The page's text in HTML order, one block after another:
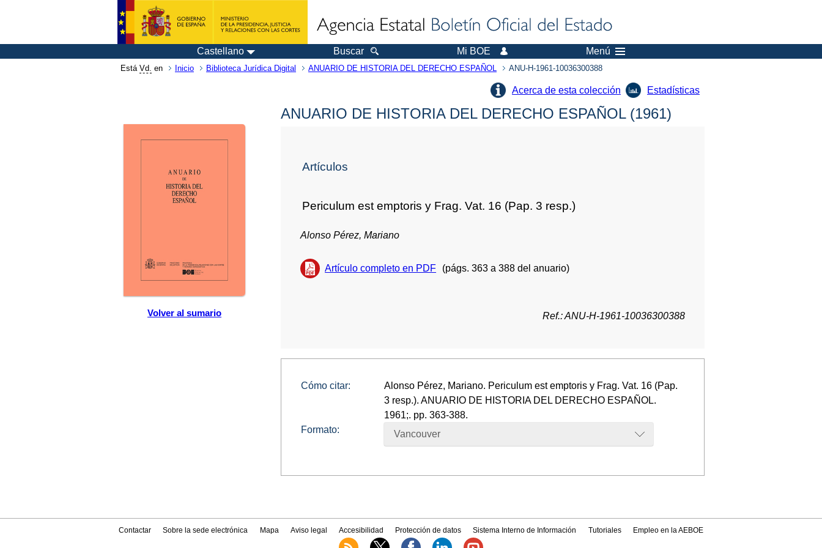
Castellano Buscar Mi BOE Menú
Está Vd. en Inicio Biblioteca Jurídica Digital ANUARIO DE HISTORIA DEL DERECHO ESPAÑOL ANU-H-1961-10036300388
Acerca de esta colección Estadísticas
Volver al sumario
ANUARIO DE HISTORIA DEL DERECHO ESPAÑOL (1961)
Artículos
Periculum est emptoris y Frag. Vat. 16 (Pap. 3 resp.)
Alonso Pérez, Mariano
Artículo completo en PDF (págs. 363 a 388 del anuario)
Ref.: ANU-H-1961-10036300388
Cómo citar:
Alonso Pérez, Mariano. Periculum est emptoris y Frag. Vat. 16 (Pap.
3 resp.). ANUARIO DE HISTORIA DEL DERECHO ESPAÑOL.
1961;. pp. 363-388.
Formato:
Vancouver
Contactar Sobre la sede electrónica Mapa Aviso legal Accesibilidad Protección de datos Sistema Interno de Información Tutoriales Empleo en la AEBOE